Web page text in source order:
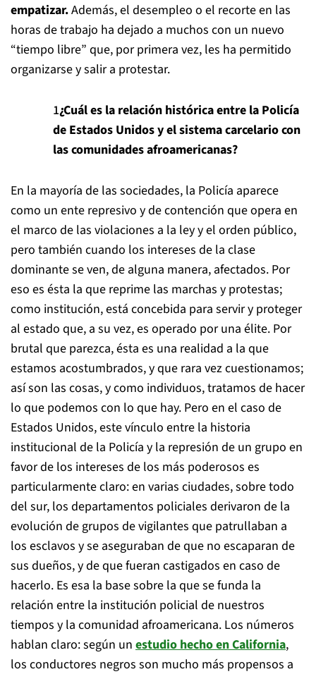
empatizar.Además, el desempleo o el recorte en las
horas de trabajo ha dejado a muchos con un nuevo
“tiempo libre” que, por primera vez, les ha permitido
organizarse y salir a protestar.
¿Cuál es la relación histórica entre la Policía
de Estados Unidos y el sistema carcelario con
las comunidades afroamericanas?
En la mayoría de las sociedades, la Policía aparece
como un ente represivo y de contención que opera en
el marco de las violaciones a la ley y el orden público,
pero también cuando los intereses de la clase
dominante se ven, de alguna manera, afectados. Por
eso es ésta la que reprime las marchas y protestas;
como institución, está concebida para servir y proteger
al estado que, a su vez, es operado por una élite. Por
brutal que parezca, ésta es una realidad a la que
estamos acostumbrados, y que rara vez cuestionamos;
así son las cosas, y como individuos, tratamos de hacer
lo que podemos con lo que hay. Pero en el caso de
Estados Unidos, este vínculo entre la historia
institucional de la Policía y la represión de un grupo en
favor de los intereses de los más poderosos es
particularmente claro: en varias ciudades, sobre todo
del sur, los departamentos policiales derivaron de la
evolución de grupos de vigilantes que patrullaban a
los esclavos y se aseguraban de que no escaparan de
sus dueños, y de que fueran castigados en caso de
hacerlo. Es esa la base sobre la que se funda la
relación entre la institución policial de nuestros
tiempos y la comunidad afroamericana. Los números
hablan claro: según un estudio hecho en California,
los conductores negros son mucho más propensos a